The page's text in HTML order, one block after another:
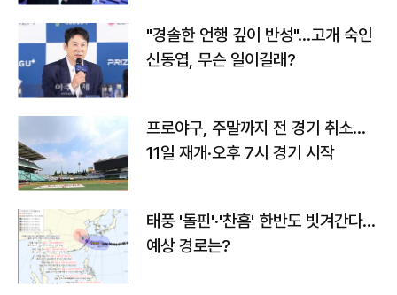
"경솔한 언행 깊이 반성"…고개 숙인
신동엽, 무슨 일이길래?
프로야구, 주말까지 전 경기 취소…
11일 재개·오후 7시 경기 시작
태풍 '돌핀'·'찬홈' 한반도 빗겨간다…
예상 경로는?